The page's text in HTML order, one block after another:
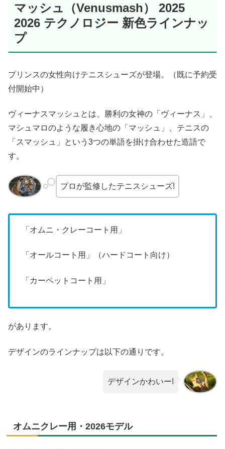
マッシュ（Venusmash） 2025
2026 テクノロジー 新色ラインナッ
プ
プリンスの女性向けテニスシューズが登場。（既に予約受
付開始中）
ヴィーナスマッシュとは、勝利の女神の「ヴィーナス」、
マシュマロのような履き心地の「マッシュ」、テニスの
「スマッシュ」という3つの単語を掛け合わせた造語で
す。
プロが監修したテニスシューズ!
「オムニ・クレーコート用」
「オールコート用」（ハードコート向け）
「カーペットコート用」
があります。
デザインのラインナップは以下の通りです。
デザインかわいー!
オムニクレー用・2026モデル